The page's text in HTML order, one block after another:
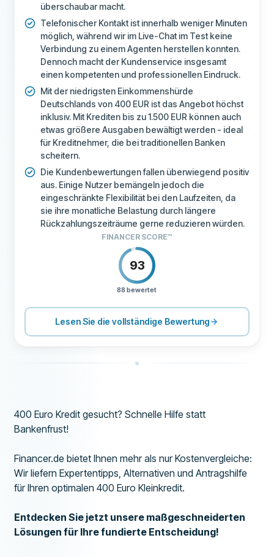
überschaubar macht.
Telefonischer Kontakt ist innerhalb weniger Minuten
möglich, während wir im Live-Chat im Test keine
Verbindung zu einem Agenten herstellen konnten.
Dennoch macht der Kundenservice insgesamt
einen kompetenten und professionellen Eindruck.
Mit der niedrigsten Einkommenshürde
Deutschlands von 400 EUR ist das Angebot höchst
inklusiv. Mit Krediten bis zu 1.500 EUR können auch
etwas größere Ausgaben bewältigt werden - ideal
für Kreditnehmer, die bei traditionellen Banken
scheitern.
Die Kundenbewertungen fallen überwiegend positiv
aus. Einige Nutzer bemängeln jedoch die
eingeschränkte Flexibilität bei den Laufzeiten, da
sie ihre monatliche Belastung durch längere
Rückzahlungszeiträume gerne reduzieren würden.
FINANCER SCORE™
93
88 bewertet
SUPPORT
KONDITIONEN 100
Lesen Sie die vollständige Bewertung
400 Euro Kredit gesucht? Schnelle Hilfe statt
Bankenfrust!
Financer.de bietet Ihnen mehr als nur Kostenvergleiche:
Wir liefern Expertentipps, Alternativen und Antragshilfe
für Ihren optimalen 400 Euro Kleinkredit.
Entdecken Sie jetzt unsere maßgeschneiderten
Lösungen für Ihre fundierte Entscheidung!